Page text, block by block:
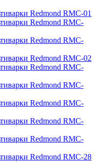
Redmond RMC-01
Redmond RMC-
Redmond RMC-
Redmond RMC-02
Redmond RMC-
Redmond RMC-
Redmond RMC-
Redmond RMC-
Redmond RMC-
Redmond RMC-28